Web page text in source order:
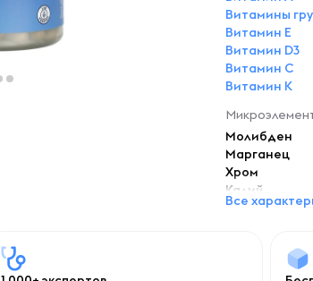
Витамины
Витамин E
Витамин D3
Витамин C
Витамин K
Молибден
Марганец
Хром
Калий
Магний
Все